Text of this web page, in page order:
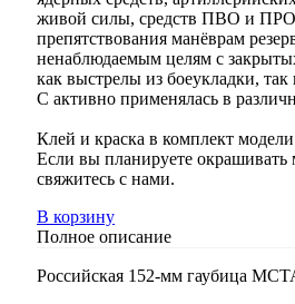
живой силы, средств ПВО и ПРО,
препятствования манёврам
ненаблюдаемым целям с
как выстрелы из боеукладки,
С активно применялась в
Клей и краска в комплект
Если вы планируете окрашивать
свяжитесь с нами.
В корзину
Полное описание
Российская 152-мм гаубица